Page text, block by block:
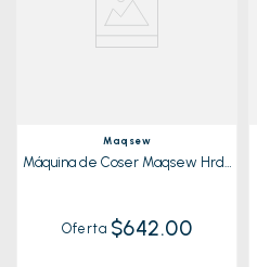
Maqsew
Máquina de Coser Maqsew Hrd-
Oferta $642.00